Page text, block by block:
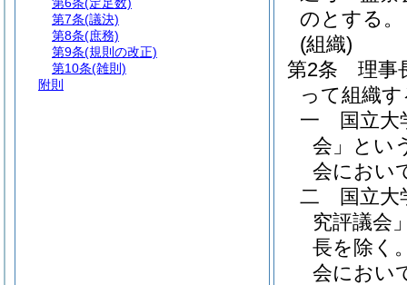
のとする。
(組織)
第2条
理事
って組織
一
国立
会」とい
会におい
二
国立
究評議会
長を除く
会におい
第7条(議決)
第8条(庶務)
第9条(規則の改正)
第10条(雑則)
附則